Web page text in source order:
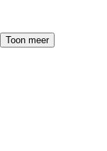
Toon meer